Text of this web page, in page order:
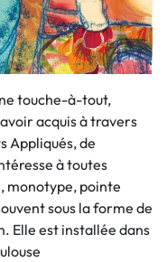
touche-à-tout,
acquis à travers
Appliqués, de
à toutes
monotype, pointe
sous la forme de
Elle est installée dans